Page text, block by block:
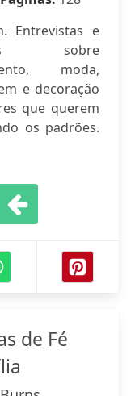
Entrevistas e
sobre
moda,
e decoração
que querem
os padrões.
de Fé